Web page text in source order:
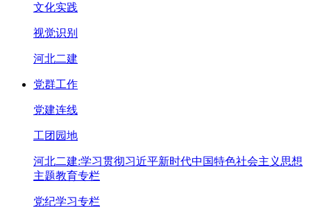
文化实践
视觉识别
河北二建
党群工作
党建连线
工团园地
河北二建:学习贯彻习近平新时代中国特色社会主义思想
主题教育专栏
党纪学习专栏